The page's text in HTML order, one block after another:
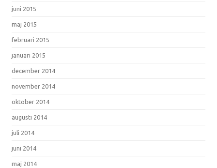
juni 2015
maj 2015
februari 2015
januari 2015
december 2014
november 2014
oktober 2014
augusti 2014
juli 2014
juni 2014
maj 2014